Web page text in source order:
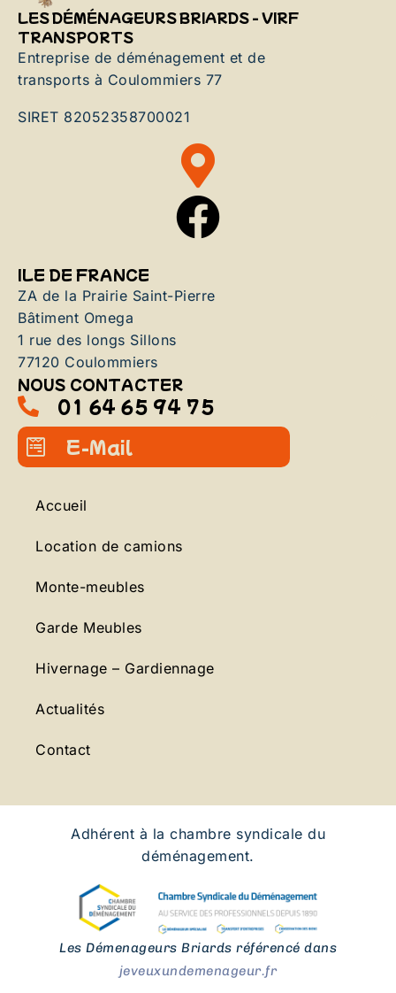
LES DÉMÉNAGEURS BRIARDS - VIRF
TRANSPORTS
Entreprise de déménagement et de
transports à Coulommiers 77
SIRET 82052358700021
ILE DE FRANCE
ZA de la Prairie Saint-Pierre
Bâtiment Omega
1 rue des longs Sillons
77120 Coulommiers
NOUS CONTACTER
01 64 65 94 75
E-Mail
Accueil
Location de camions
Monte-meubles
Garde Meubles
Hivernage – Gardiennage
Actualités
Contact
Adhérent à la chambre syndicale du
déménagement.
Les Démenageurs Briards référencé dans
jeveuxundemenageur.fr